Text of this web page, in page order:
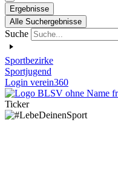
Ergebnisse
Alle Suchergebnisse
Suche
Sportbezirke
Sportjugend
Login verein360
Ticker